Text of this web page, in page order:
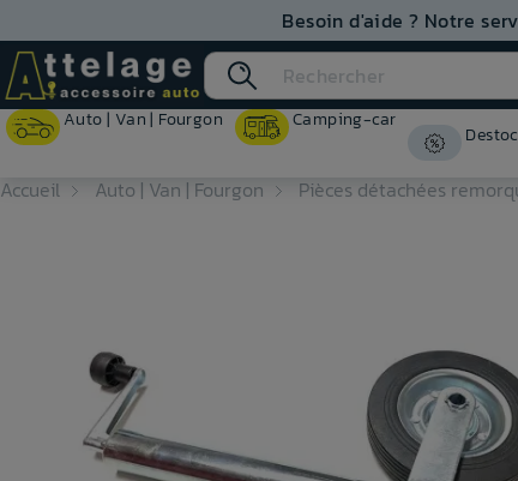
Besoin d'aide ? Notre
Auto | Van | Fourgon Camping-car
Accueil Auto | Van | Fourgon Pièces détachées